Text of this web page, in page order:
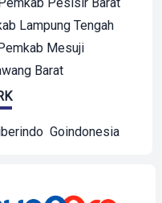
Pemkab Pesisir Barat
Lampung Tengah
Pemkab Mesuji
Barat
Goindonesia